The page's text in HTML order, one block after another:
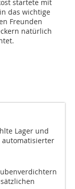
startete mit
das wichtige
Freunden
natürlich
Lager und
automatisierter